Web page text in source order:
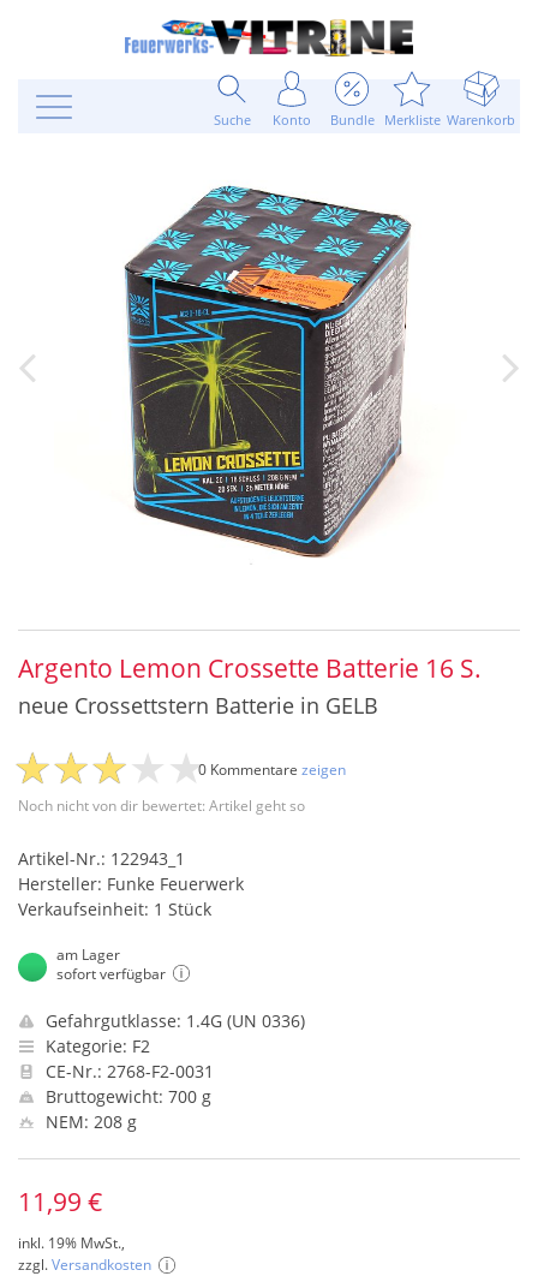
Suche Konto Bundle Merkliste Warenkorb
Argento Lemon Crossette Batterie 16 S.
neue Crossettstern Batterie in GELB
Noch nicht von dir bewertet: Artikel geht so
0 Kommentare zeigen
Artikel-Nr.: 122943_1
Hersteller: Funke Feuerwerk
Verkaufseinheit: 1 Stück
am Lager
sofort verfügbar
Gefahrgutklasse: 1.4G (UN 0336)
Kategorie: F2
CE-Nr.: 2768-F2-0031
Bruttogewicht: 700 g
NEM: 208 g
11,99 €
inkl. 19% MwSt.,
zzgl.Versandkosten